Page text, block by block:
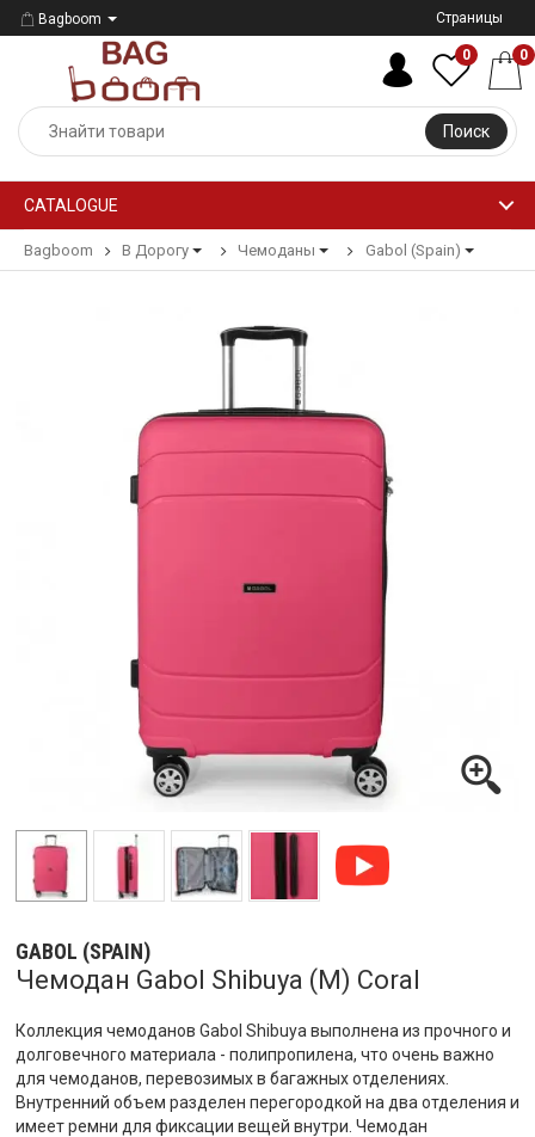
Bagboom Страницы
Поиск
0 0
CATALOGUE
Bagboom В Дорогу Чемоданы Gabol (Spain)
GABOL (SPAIN)
Чемодан Gabol Shibuya (M) Coral
Коллекция чемоданов Gabol Shibuya выполнена из прочного и
долговечного материала - полипропилена, что очень важно
для чемоданов, перевозимых в багажных отделениях.
Внутренний объем разделен перегородкой на два отделения и
имеет ремни для фиксации вещей внутри. Чемодан